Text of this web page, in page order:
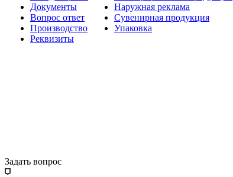
Документы
Вопрос ответ
Производство
Реквизиты
Наружная реклама
Сувенирная продукция
Упаковка
Задать вопрос